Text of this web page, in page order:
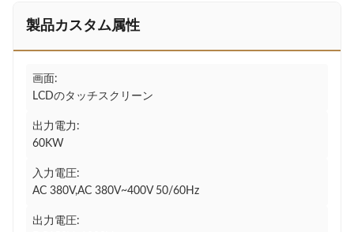
製品カスタム属性
画面:
LCDのタッチスクリーン
出力電力:
60KW
入力電圧:
AC 380V,AC 380V~400V 50/60Hz
出力電圧: